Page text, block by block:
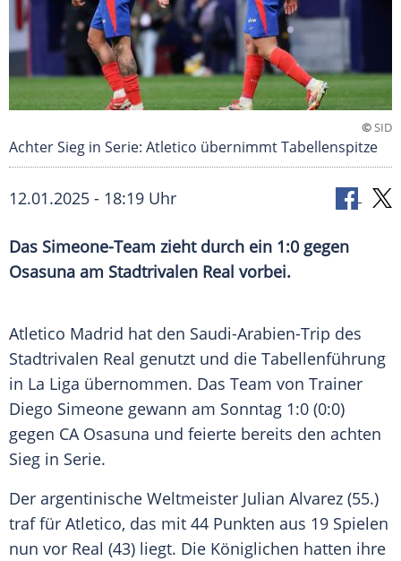
©SID
Achter Sieg in Serie: Atletico übernimmt Tabellenspitze
12.01.2025 - 18:19 Uhr
Das Simeone-Team zieht durch ein 1:0 gegen
Osasuna am Stadtrivalen Real vorbei.
Atletico Madrid hat den Saudi-Arabien-Trip des
Stadtrivalen Real genutzt und die Tabellenführung
in La Liga übernommen. Das Team von Trainer
Diego Simeone gewann am Sonntag 1:0 (0:0)
gegen CA Osasuna und feierte bereits den achten
Sieg in Serie.
Der argentinische Weltmeister Julian Alvarez (55.)
traf für Atletico, das mit 44 Punkten aus 19 Spielen
nun vor Real (43) liegt. Die Königlichen hatten ihre